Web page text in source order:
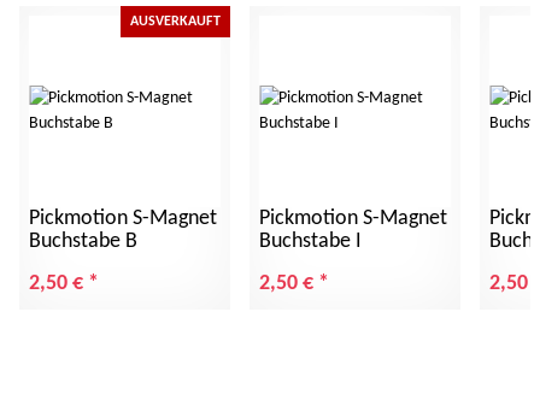
AUSVERKAUFT
Pickmotion S-Magnet
Buchstabe B
2,50 € *
Pickmotion S-Magnet
Buchstabe I
2,50 € *
2,50